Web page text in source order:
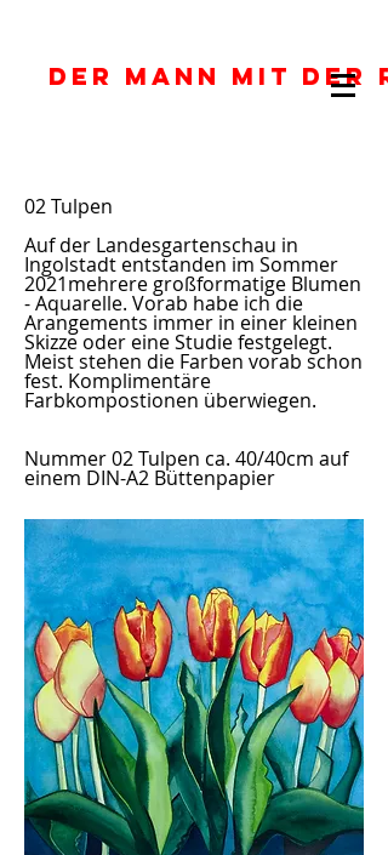
DER MANN MIT DER
02 Tulpen
​Auf der Landesgartenschau in
Ingolstadt entstanden im Sommer
2021mehrere großformatige Blumen
- Aquarelle. Vorab habe ich die
Arangements immer in einer kleinen
Skizze oder eine Studie festgelegt.
Meist stehen die Farben vorab schon
fest. Komplimentäre
Farbkompostionen überwiegen.
Nummer 02 Tulpen ca. 40/40cm auf
einem DIN-A2 Büttenpapier